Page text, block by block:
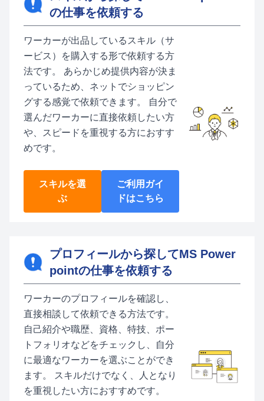
の仕事を依頼する
ワーカーが出品しているスキル（サ
ービス）を購入する形で依頼する方
法です。 あらかじめ提供内容が決ま
っているため、ネットでショッピン
グする感覚で依頼できます。 自分で
選んだワーカーに直接依頼したい方
や、スピードを重視する方におすす
めです。
スキルを選
ぶ
ご利用ガイ
ドはこちら
プロフィールから探してMS Power
pointの仕事を依頼する
ワーカーのプロフィールを確認し、
直接相談して依頼できる方法です。
自己紹介や職歴、資格、特技、ポー
トフォリオなどをチェックし、自分
に最適なワーカーを選ぶことができ
ます。 スキルだけでなく、人となり
を重視したい方におすすめです。